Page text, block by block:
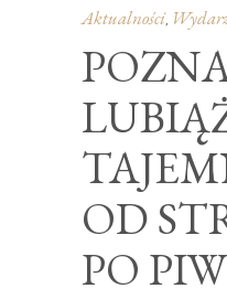
Aktualności,
OD
PO